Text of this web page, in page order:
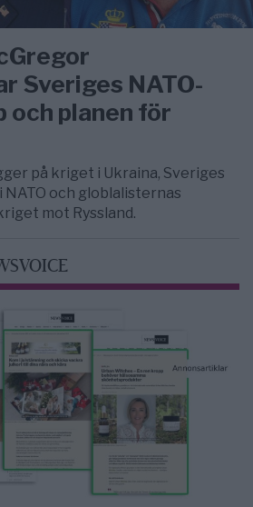
Sveriges NATO-
och planen för
på kriget i Ukraina, Sveriges
NATO och globlalisternas
mot Ryssland.